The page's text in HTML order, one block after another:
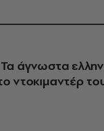
άγνωστα
ντοκιμαντέρ